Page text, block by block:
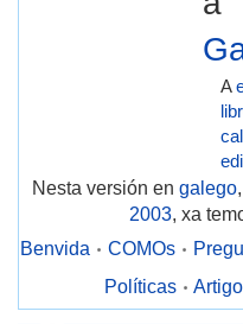
A
Nesta versión en galego
2003, xa
Benvida
COMOs
Políticas